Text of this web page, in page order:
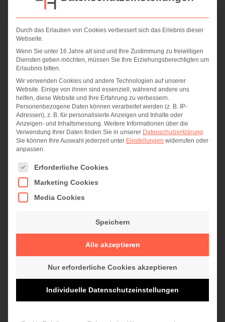
Ihre Nachricht an uns
Einwilligung zur Datenverarbeitung
Datenschutzerklärung (Datenschutzerklärung aufrufen) zur Kenntnis genommen
erhoben und gespeichert werden. Ihre Daten werden dabei nur streng
Durch das Erlauben von Cookies verbessert sich das Erlebnis dieser
Webseite.
Wenn Sie unter 16 Jahre alt sind und Ihre Zustimmung zu freiwilligen
Diensten geben möchten, müssen Sie Ihre Erziehungsberechtigten um
Erlaubnis bitten.
Wir verwenden Cookies und andere Technologien auf unserer
Website. Einige von ihnen sind essenziell, während andere uns
helfen, diese Website und Ihre Erfahrung zu verbessern.
Personenbezogene Daten können verarbeitet werden (z. B. IP-
Adressen), z. B. für personalisierte Anzeigen und Inhalte oder
Anzeigen- und Inhaltsmessung. Weitere Informationen über die
Verwendung Ihrer Daten finden Sie in unserer Datenschutzerklärung.
Sie können Ihre Auswahl jederzeit unter Einstellungen widerrufen oder
anpassen.
Es folgt eine Liste der Service-Gruppen, für die eine
Erforderliche Cookies
Marketing Cookies
Media Cookies
Speichern
Alle akzeptieren
Nur erforderliche Cookies akzeptieren
Individuelle Datenschutzeinstellungen